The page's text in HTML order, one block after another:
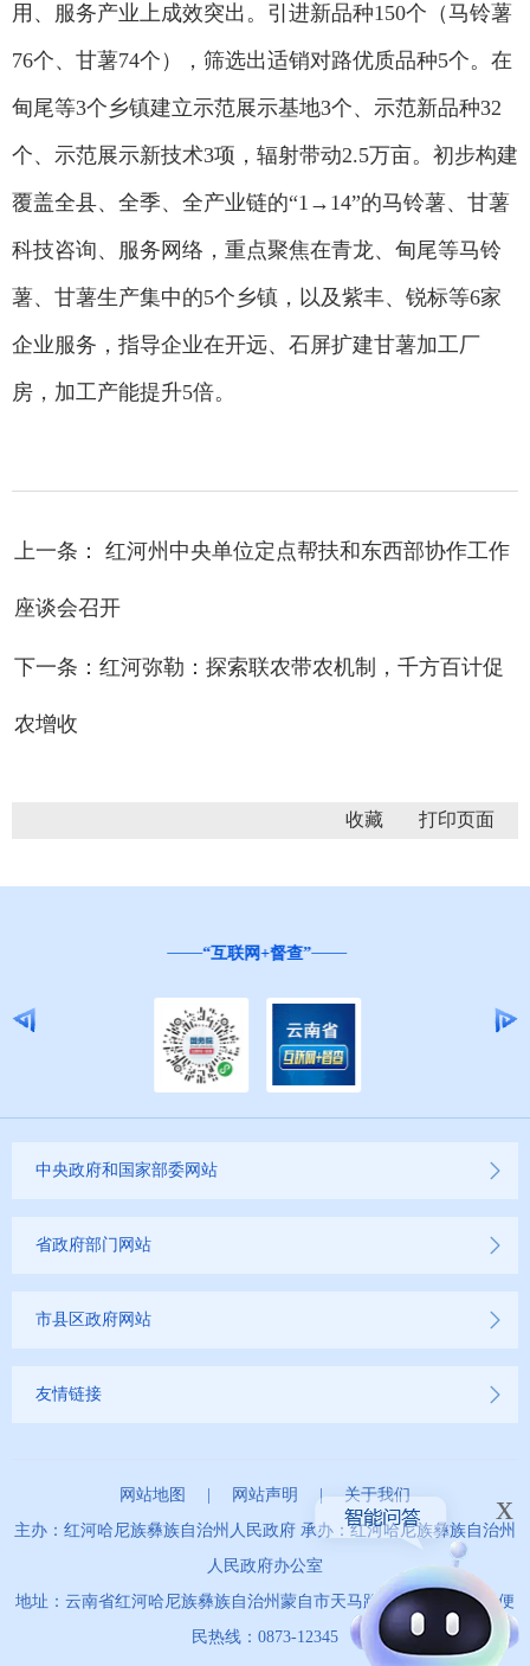
用、服务产业上成效突出。引进新品种150个（马铃薯
76个、甘薯74个），筛选出适销对路优质品种5个。在
甸尾等3个乡镇建立示范展示基地3个、示范新品种32
个、示范展示新技术3项，辐射带动2.5万亩。初步构建
覆盖全县、全季、全产业链的“1→14”的马铃薯、甘薯
科技咨询、服务网络，重点聚焦在青龙、甸尾等马铃
薯、甘薯生产集中的5个乡镇，以及紫丰、锐标等6家
企业服务，指导企业在开远、石屏扩建甘薯加工厂
房，加工产能提升5倍。
上一条： 红河州中央单位定点帮扶和东西部协作工作
座谈会召开
下一条： ​红河弥勒：探索联农带农机制，千方百计促
农增收
收藏
云南省营商环境投诉举报和问卷调查平台
中央政府和国家部委网站
省政府部门网站
市县区政府网站
友情链接
网站地图 网站声明 | 关于我们
主办：红河哈尼族彝族自治州人民政府 承办：红河哈尼族彝族自治州
人民政府办公室
地址：云南省红河哈尼族彝族自治州蒙自市天马路67号 政务服务便
民热线：0873-12345
x